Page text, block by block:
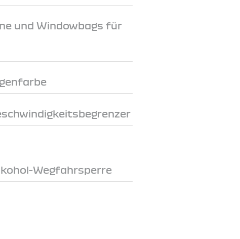
und Windowbags für
Wegfahrsperre